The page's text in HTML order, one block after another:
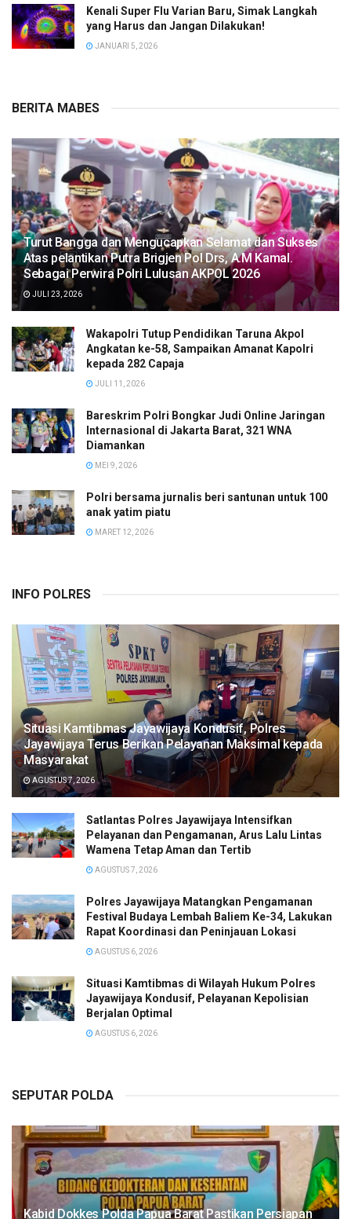
Kenali Super Flu Varian Baru, Simak Langkah
yang Harus dan Jangan Dilakukan!
JANUARI 5, 2026
BERITA MABES
Turut Bangga dan Mengucapkan Selamat dan Sukses
Atas pelantikan Putra Brigjen Pol Drs, A.M Kamal.
Sebagai Perwira Polri Lulusan AKPOL 2026
JULI 23, 2026
Wakapolri Tutup Pendidikan Taruna Akpol
Angkatan ke-58, Sampaikan Amanat Kapolri
kepada 282 Capaja
JULI 11, 2026
Bareskrim Polri Bongkar Judi Online Jaringan
Internasional di Jakarta Barat, 321 WNA
Diamankan
MEI 9, 2026
Polri bersama jurnalis beri santunan untuk 100
anak yatim piatu
MARET 12, 2026
INFO POLRES
Situasi Kamtibmas Jayawijaya Kondusif, Polres
Jayawijaya Terus Berikan Pelayanan Maksimal kepada
Masyarakat
AGUSTUS 7, 2026
Satlantas Polres Jayawijaya Intensifkan
Pelayanan dan Pengamanan, Arus Lalu Lintas
Wamena Tetap Aman dan Tertib
AGUSTUS 7, 2026
Polres Jayawijaya Matangkan Pengamanan
Festival Budaya Lembah Baliem Ke-34, Lakukan
Rapat Koordinasi dan Peninjauan Lokasi
AGUSTUS 6, 2026
Situasi Kamtibmas di Wilayah Hukum Polres
Jayawijaya Kondusif, Pelayanan Kepolisian
Berjalan Optimal
AGUSTUS 6, 2026
SEPUTAR POLDA
Kabid Dokkes Polda Papua Barat Pastikan Persiapan